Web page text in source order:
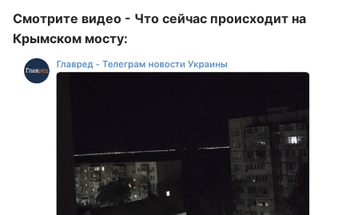
Смотрите видео - Что сейчас происходит на
Крымском мосту: